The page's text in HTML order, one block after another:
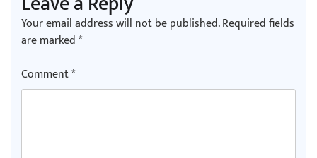
Your email address will not be published.Required fields
are marked*
Comment*